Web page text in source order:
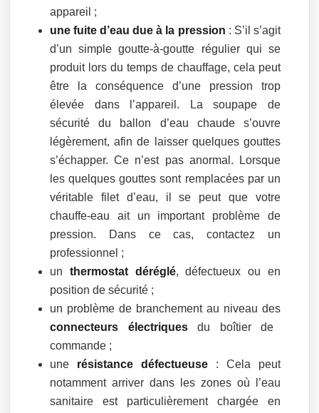
appareil ;
une fuite d’eau due à la pression : S’il s’agit
d’un simple goutte-à-goutte régulier qui se
produit lors du temps de chauffage, cela peut
être la conséquence d’une pression trop
élevée dans l’appareil. La soupape de
sécurité du ballon d’eau chaude s’ouvre
légèrement, afin de laisser quelques gouttes
s’échapper. Ce n’est pas anormal. Lorsque
les quelques gouttes sont remplacées par un
véritable filet d’eau, il se peut que votre
chauffe-eau ait un important problème de
pression. Dans ce cas, contactez un
professionnel ;
unthermostat déréglé, défectueux ou en
position de sécurité ;
un problème de branchement au niveau des
connecteurs électriquesdu boîtier de
commande ;
une résistance défectueuse : Cela peut
notamment arriver dans les zones où l’eau
sanitaire est particulièrement chargée en